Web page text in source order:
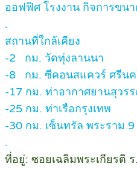
ออฟฟิศ โรงงาน กิจการขน
.
สถานที่ใกล้เคียง
-2 กม. วัดทุ่งลานนา
-8 กม. ซีคอนสแควร์ ศรีน
-17 กม. ท่าอากาศยานสุวร
-25 กม. ท่าเรือกรุงเทพ
-30 กม. เซ็นทรัล พระราม 9
.
ที่อยู่: ซอยเฉลิมพระเกียรติ